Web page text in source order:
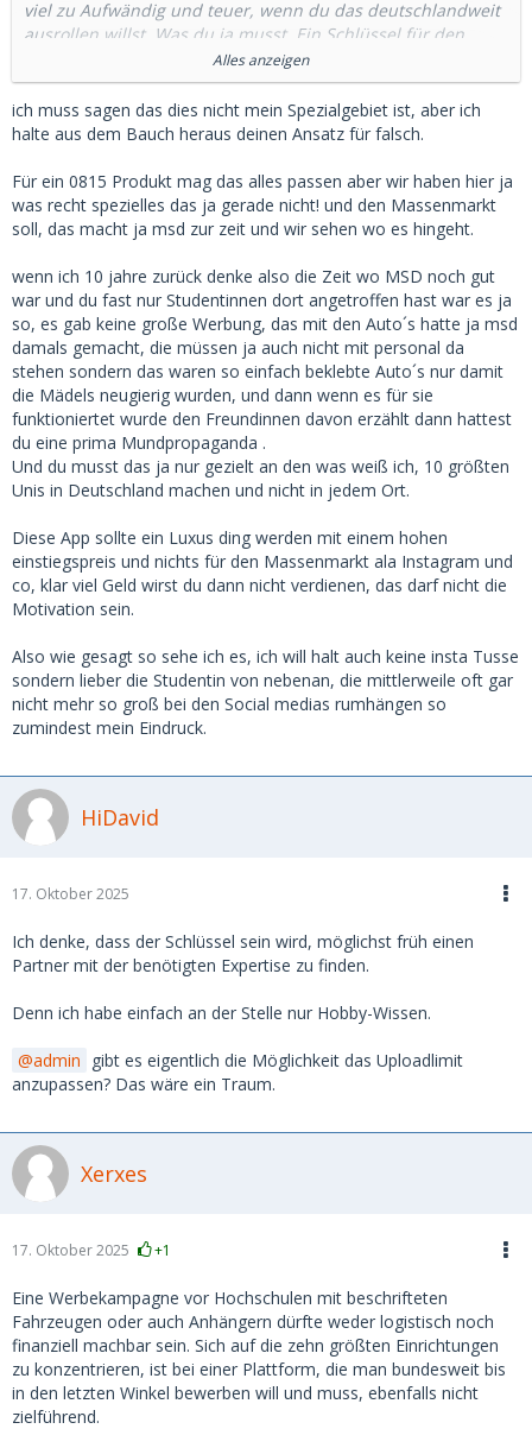
viel zu Aufwändig und teuer, wenn du das deutschlandweit
ausrollen willst. Was du ja musst. Ein Schlüssel für den
Erfolg wird sein, dass das Portal schnell User generiert und
sehr schnell wächst.
Social Media, insbesondere Instagram ist die richtige
definieren. Ebenso die Region, wo Werbung ausgespielt
wird. Außerdem kannst du hier sehr einfach A/B Tests für
die Werbung machen, um zu schauen, welche Ansprache
am besten funktioniert.
Die meisten jungen Menschen sind auf Insta aktiv oder
passiv aktiv. Da holst du sie ab. Es gibt auch nix günstigeres
bei einem 1.000er Kontaktpreis von ca. 10,00 Euro.
Dazu dann noch Werbung schalten auf Google für
diejenigen, die aktiv nach einer Plattform suchen.
That's it. Damit deckst du 90 % dessen ab, was du machen
kannst. Logisch muss man die Plattformen noch mal
checken, ob die in Frage kommen. Also zum Beispiel TikTok
oder auch Spotify, etc.
Der Hinweis von HiDavid mit den Einschränkungen für
Bewerbung von Dating-Apps auf Social Media stimmt. Da
definiert und stellt keinen Ausschluss von Werbung für
Dating Apps dar. Du darfst zum Beispiel nichts machen, wo
andere verlinkt werden.
das ist nicht vor den Unis.
Alles anzeigen
ich muss sagen das dies nicht mein Spezialgebiet ist, aber ich
halte aus dem Bauch heraus deinen Ansatz für falsch.
Für ein 0815 Produkt mag das alles passen aber wir haben hier ja
was recht spezielles das ja gerade nicht! und den Massenmarkt
soll, das macht ja msd zur zeit und wir sehen wo es hingeht.
wenn ich 10 jahre zurück denke also die Zeit wo MSD noch gut
war und du fast nur Studentinnen dort angetroffen hast war es ja
so, es gab keine große Werbung, das mit den Auto´s hatte ja msd
damals gemacht, die müssen ja auch nicht mit personal da
stehen sondern das waren so einfach beklebte Auto´s nur damit
die Mädels neugierig wurden, und dann wenn es für sie
funktioniertet wurde den Freundinnen davon erzählt dann hattest
du eine prima Mundpropaganda .
Und du musst das ja nur gezielt an den was weiß ich, 10 größten
Unis in Deutschland machen und nicht in jedem Ort.
Diese App sollte ein Luxus ding werden mit einem hohen
einstiegspreis und nichts für den Massenmarkt ala Instagram und
co, klar viel Geld wirst du dann nicht verdienen, das darf nicht die
Motivation sein.
Also wie gesagt so sehe ich es, ich will halt auch keine insta Tusse
sondern lieber die Studentin von nebenan, die mittlerweile oft gar
nicht mehr so groß bei den Social medias rumhängen so
zumindest mein Eindruck.
HiDavid
17. Oktober 2025
Ich denke, dass der Schlüssel sein wird, möglichst früh einen
Partner mit der benötigten Expertise zu finden.
Denn ich habe einfach an der Stelle nur Hobby-Wissen.
admin gibt es eigentlich die Möglichkeit das Uploadlimit
anzupassen? Das wäre ein Traum.
Xerxes
17. Oktober 2025 +1
Eine Werbekampagne vor Hochschulen mit beschrifteten
Fahrzeugen oder auch Anhängern dürfte weder logistisch noch
finanziell machbar sein. Sich auf die zehn größten Einrichtungen
zu konzentrieren, ist bei einer Plattform, die man bundesweit bis
in den letzten Winkel bewerben will und muss, ebenfalls nicht
zielführend.